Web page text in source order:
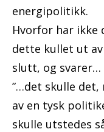
energipolitikk.
Hvorfor har ikke
dette kullet ut
slutt, og svarer…
”…det skulle det,
av en tysk
skulle utstedes